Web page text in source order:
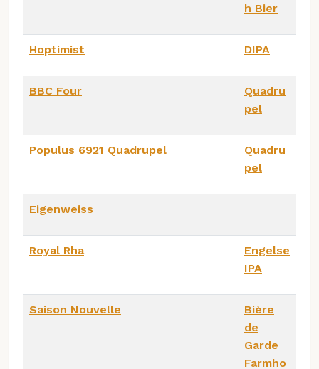
h Bier
Hoptimist DIPA
BBC Four
Quadru
pel
Populus 6921 Quadrupel
Quadru
pel
Eigenweiss
Royal Rha
Engelse
IPA
Saison Nouvelle
Bière
de
Garde
Farmho